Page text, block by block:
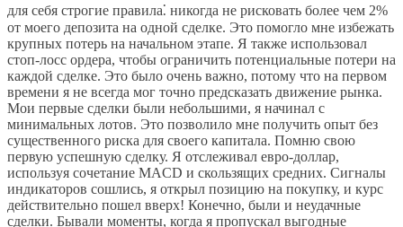
для себя строгие правила⁚ никогда не рисковать более чем 2%
от моего депозита на одной сделке. Это помогло мне избежать
крупных потерь на начальном этапе. Я также использовал
стоп-лосс ордера, чтобы ограничить потенциальные потери на
каждой сделке. Это было очень важно, потому что на первом
времени я не всегда мог точно предсказать движение рынка.
Мои первые сделки были небольшими, я начинал с
минимальных лотов. Это позволило мне получить опыт без
существенного риска для своего капитала. Помню свою
первую успешную сделку. Я отслеживал евро-доллар,
используя сочетание MACD и скользящих средних. Сигналы
индикаторов сошлись, я открыл позицию на покупку, и курс
действительно пошел вверх! Конечно, были и неудачные
сделки. Бывали моменты, когда я пропускал выгодные